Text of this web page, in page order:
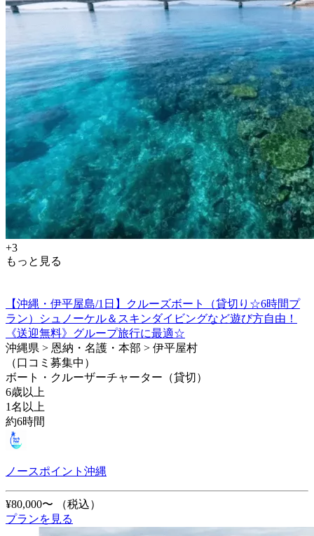
+3
もっと見る
【沖縄・伊平屋島/1日】クルーズボート（貸切り☆6時間プ
ラン）シュノーケル＆スキンダイビングなど遊び方自由！
《送迎無料》グループ旅行に最適☆
沖縄県 > 恩納・名護・本部 > 伊平屋村
（口コミ募集中）
ボート・クルーザーチャーター（貸切）
6歳以上
1名以上
約6時間
ノースポイント沖縄
¥80,000〜
（税込）
プランを見る